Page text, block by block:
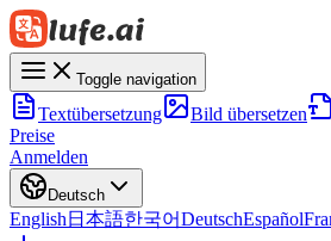
Toggle navigation
Textübersetzung Bild übersetzen
Preise
Anmelden
Deutsch
English 日本語한국어DeutschEspañol